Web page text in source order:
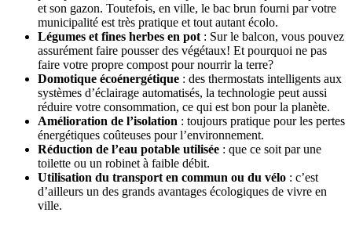
et son gazon. Toutefois, en ville, le bac brun fourni par votre
municipalité est très pratique et tout autant écolo.
Légumes et fines herbes en pot : Sur le balcon, vous pouvez
assurément faire pousser des végétaux! Et pourquoi ne pas
faire votre propre compost pour nourrir la terre?
Domotique écoénergétique : des thermostats intelligents aux
systèmes d’éclairage automatisés, la technologie peut aussi
réduire votre consommation, ce qui est bon pour la planète.
Amélioration de l’isolation : toujours pratique pour les pertes
énergétiques coûteuses pour l’environnement.
Réduction de l’eau potable utilisée : que ce soit par une
toilette ou un robinet à faible débit.
Utilisation du transport en commun ou du vélo : c’est
d’ailleurs un des grands avantages écologiques de vivre en
ville.